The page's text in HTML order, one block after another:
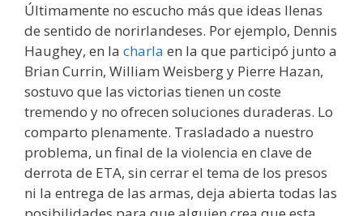
Últimamente no escucho más que ideas llenas
de sentido de norirlandeses. Por ejemplo, Dennis
Haughey, en la charla en la que participó junto a
Brian Currin, William Weisberg y Pierre Hazan,
sostuvo que las victorias tienen un coste
tremendo y no ofrecen soluciones duraderas. Lo
comparto plenamente. Trasladado a nuestro
problema, un final de la violencia en clave de
derrota de ETA, sin cerrar el tema de los presos
ni la entrega de las armas, deja abierta todas las